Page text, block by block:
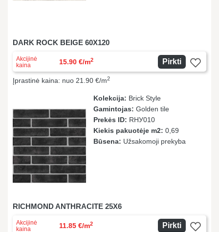
DARK ROCK BEIGE 60X120
Akcijinė
kaina
15.90 €/m2 Pirkti
Įprastinė kaina: nuo 21.90 €/m2
Kolekcija: Brick Style
Gamintojas: Golden tile
Prekės ID: RHУ010
Kiekis pakuotėje m2: 0,69
Būsena: Užsakomoji prekyba
RICHMOND ANTHRACITE 25X6
Akcijinė
kaina
11.85 €/m2 Pirkti